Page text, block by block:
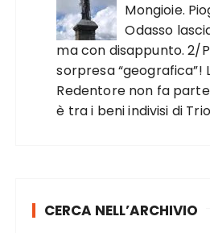
Mongioie.
Odasso
ma con disappunto. 2/
sorpresa “geografica”!
Redentore non fa
è tra i beni indivisi di
CERCA NELL’ARCHIVIO